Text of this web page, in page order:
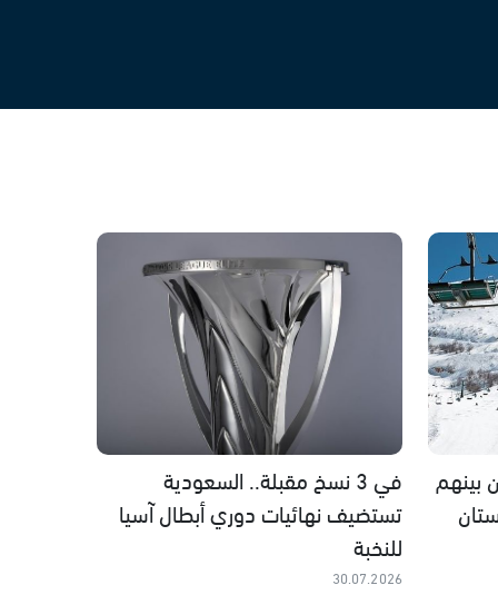
و9 آخرين بينهم
في 3 نسخ مقبلة.. السعودية
تستضيف نهائيات دوري أبطال آسيا
للنخبة
30.07.2026